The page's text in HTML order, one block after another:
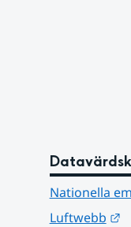
Nationella
Luftwebb